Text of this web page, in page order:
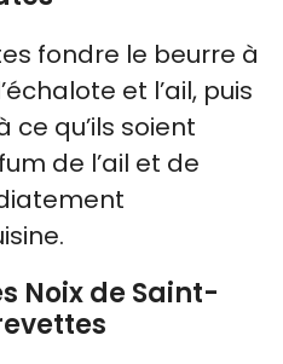
fondre le beurre à
et l’ail, puis
ce qu’ils soient
de l’ail et de
Noix de Saint-